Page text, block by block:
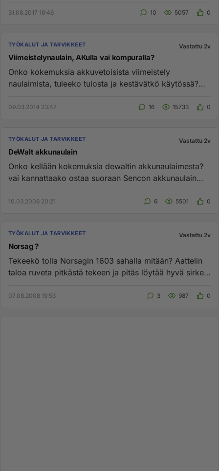
31.08.2017 16:46 10 5057 0
TYÖKALUT JA TARVIKKEET Vastattu 2v
Viimeistelynaulain, AKulla vai kompuralla?
Onko kokemuksia akkuvetoisista viimeistely
naulaimista, tuleeko tulosta ja kestävätkö käytössä?
09.03.2014 23:47 16 15733 0
TYÖKALUT JA TARVIKKEET Vastattu 2v
DeWalt akkunaulain
Onko kellään kokemuksia dewaltin akkunaulaimesta?
vai kannattaako ostaa suoraan Sencon akkunaulain
10.03.2006 20:21 6 5501 0
TYÖKALUT JA TARVIKKEET Vastattu 2v
Norsag ?
Tekeekö tolla Norsagin 1603 sahalla mitään? Aattelin
taloa ruveta pitkästä tekeen ja pitäs löytää hyvä sirkeli.
07.08.2008 19:53 3 987 0